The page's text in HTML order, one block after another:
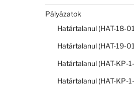
Pályázatok
Határtalanul (HAT-18-
Határtalanul (HAT-19-
Határtalanul (HAT-KP-
Határtalanul (HAT-KP-